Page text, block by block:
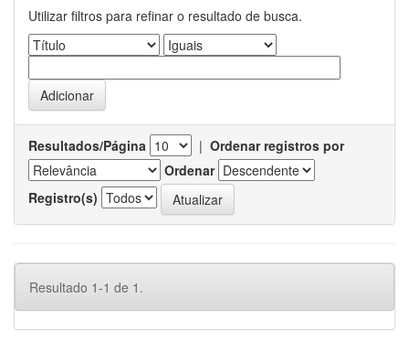
Utilizar filtros para refinar o resultado de busca.
Resultados/Página | Ordenar registros por
Ordenar
Registro(s)
Resultado 1-1 de 1.